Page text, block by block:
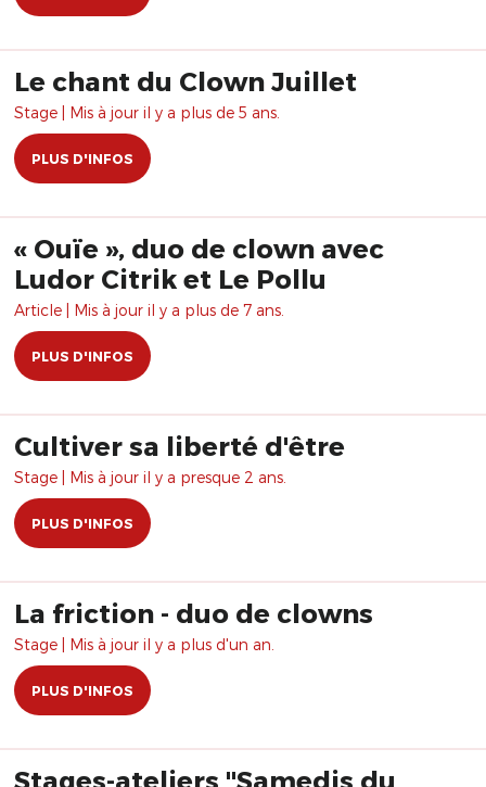
Le chant du Clown Juillet
Stage | Mis à jour il y a plus de 5 ans.
PLUS D'INFOS
« Ouïe », duo de clown avec
Ludor Citrik et Le Pollu
Article | Mis à jour il y a plus de 7 ans.
PLUS D'INFOS
Cultiver sa liberté d'être
Stage | Mis à jour il y a presque 2 ans.
PLUS D'INFOS
La friction - duo de clowns
Stage | Mis à jour il y a plus d'un an.
PLUS D'INFOS
Stages-ateliers "Samedis du